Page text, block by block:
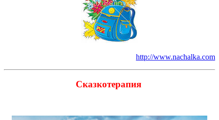
http://www.nachalka.com
Сказкотерапия